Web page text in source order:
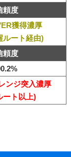
頼度
獲得濃厚
ルート経由)
頼度
ンジ突入濃厚
ート以上)